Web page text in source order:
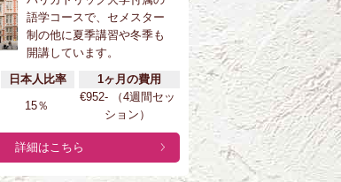
語学コースで、セメスター
制の他に夏季講習や冬季も
開講しています。
日本人比率
1ヶ月の費用
15％
€952- （4週間セッ
ション）
詳細はこちら